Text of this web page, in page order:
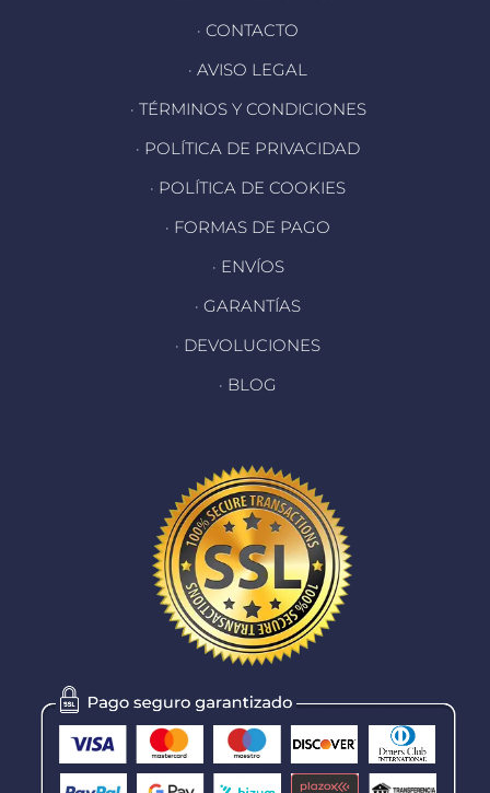
· CONTACTO
· AVISO LEGAL
· TÉRMINOS Y CONDICIONES
· POLÍTICA DE PRIVACIDAD
· POLÍTICA DE COOKIES
· FORMAS DE PAGO
· ENVÍOS
· GARANTÍAS
· DEVOLUCIONES
· BLOG